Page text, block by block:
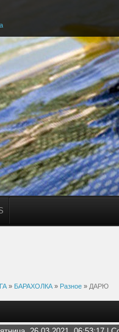
» БАРАХОЛКА » Разное » ДАРЮ